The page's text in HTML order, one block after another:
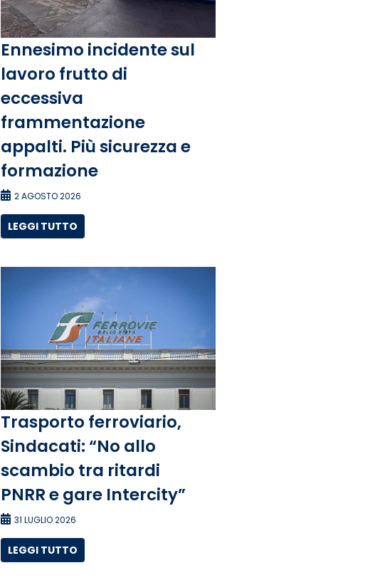
Ennesimo incidente sul
lavoro frutto di
eccessiva
frammentazione
appalti. Più sicurezza e
formazione
2 AGOSTO 2026
LEGGI TUTTO
Trasporto ferroviario,
Sindacati: “No allo
scambio tra ritardi
PNRR e gare Intercity”
31 LUGLIO 2026
LEGGI TUTTO